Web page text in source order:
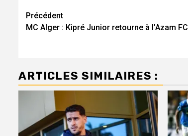
Navigation
d’article
Précédent
MC Alger : Kipré Junior retourne à l’Azam FC
ARTICLES SIMILAIRES :